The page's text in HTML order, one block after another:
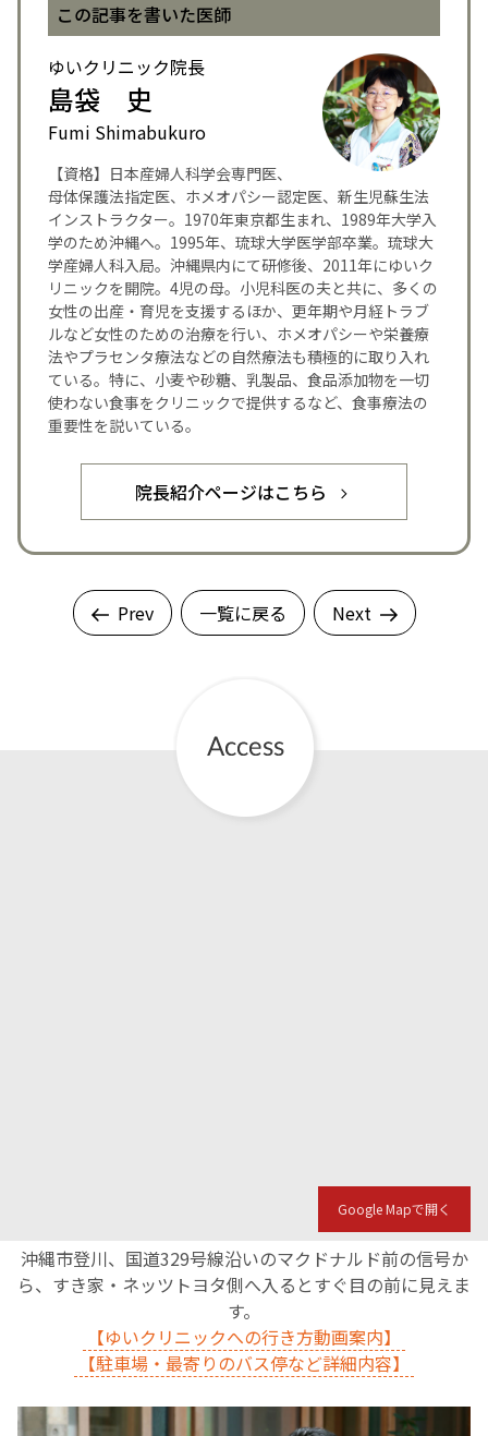
この記事を書いた医師
ゆいクリニック院長
島袋 史
Fumi Shimabukuro
【資格】日本産婦人科学会専門医、
母体保護法指定医、ホメオパシー認定医、新生児蘇生法
インストラクター。1970年東京都生まれ、1989年大学入
学のため沖縄へ。1995年、琉球大学医学部卒業。琉球大
学産婦人科入局。沖縄県内にて研修後、2011年にゆいク
リニックを開院。4児の母。小児科医の夫と共に、多くの
女性の出産・育児を支援するほか、更年期や月経トラブ
ルなど女性のための治療を行い、ホメオパシーや栄養療
法やプラセンタ療法などの自然療法も積極的に取り入れ
ている。特に、小麦や砂糖、乳製品、食品添加物を一切
使わない食事をクリニックで提供するなど、食事療法の
重要性を説いている。
院長紹介ページはこちら
Prev 一覧に戻る Next
Google Mapで開く
沖縄市登川、国道329号線沿いのマクドナルド前の信号か
ら、すき家・ネッツトヨタ側へ入るとすぐ目の前に見えま
す。
【ゆいクリニックへの行き方動画案内】
【駐車場・最寄りのバス停など詳細内容】